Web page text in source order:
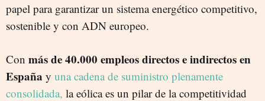
papel para garantizar un sistema energético competitivo,
sostenible y con ADN europeo.
Con más de 40.000 empleos directos e indirectos en
España y una cadena de suministro plenamente
consolidada, la eólica es un pilar de la competitividad